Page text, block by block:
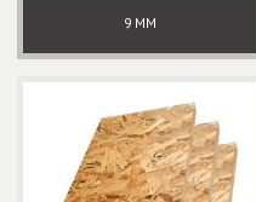
9 ММ